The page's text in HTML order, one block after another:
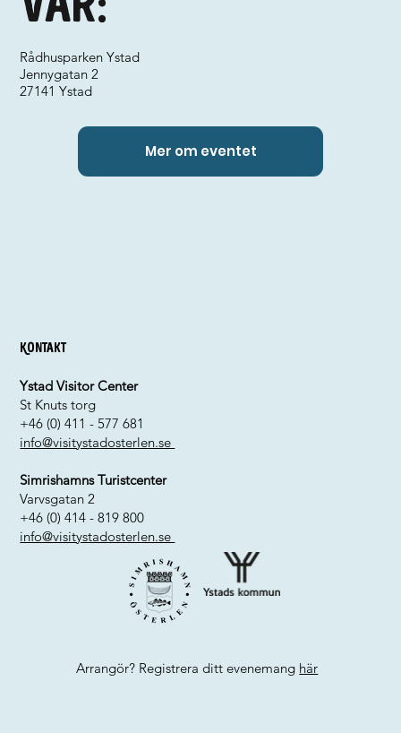
Rådhusparken Ystad
Jennygatan 2
27141 Ystad
Mer om eventet
Kontakt
Ystad Visitor Center
St Knuts torg
+46 (0) 411 - 577 681
info@visitystadosterlen.se
Simrishamns Turistcenter
Varvsgatan 2
+46 (0) 414 - 819 800
info@visitystadosterlen.se
Arrangör? Registrera ditt evenemang här